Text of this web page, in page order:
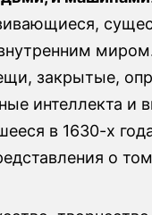
внутренним
закрытые,
интеллекта и
в 1630-х
о